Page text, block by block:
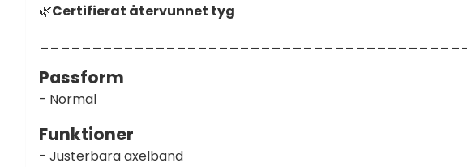
🌿Certifierat återvunnet tyg
Passform
- Normal
Funktioner
- Justerbara axelband